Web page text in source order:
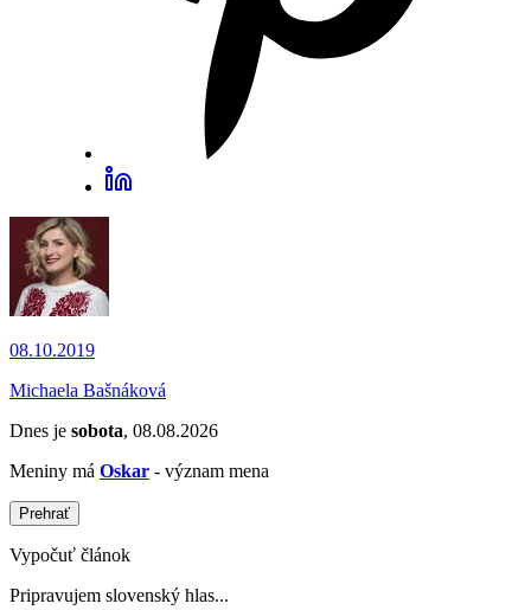
08.10.2019
Michaela Bašnáková
Dnes je sobota, 08.08.2026
Meniny má Oskar - význam mena
Prehrať
Vypočuť článok
Pripravujem slovenský hlas...